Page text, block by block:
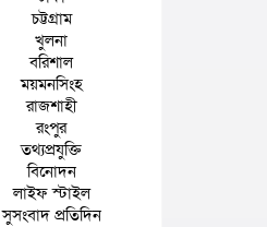
চট্টগ্রাম
খুলনা
বরিশাল
ময়মনসিংহ
রাজশাহী
রংপুর
তথ্যপ্রযুক্তি
বিনোদন
লাইফ স্টাইল
সুসংবাদ প্রতিদিন